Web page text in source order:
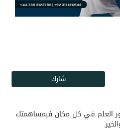
العلم في كل مكان فبمساهمتك